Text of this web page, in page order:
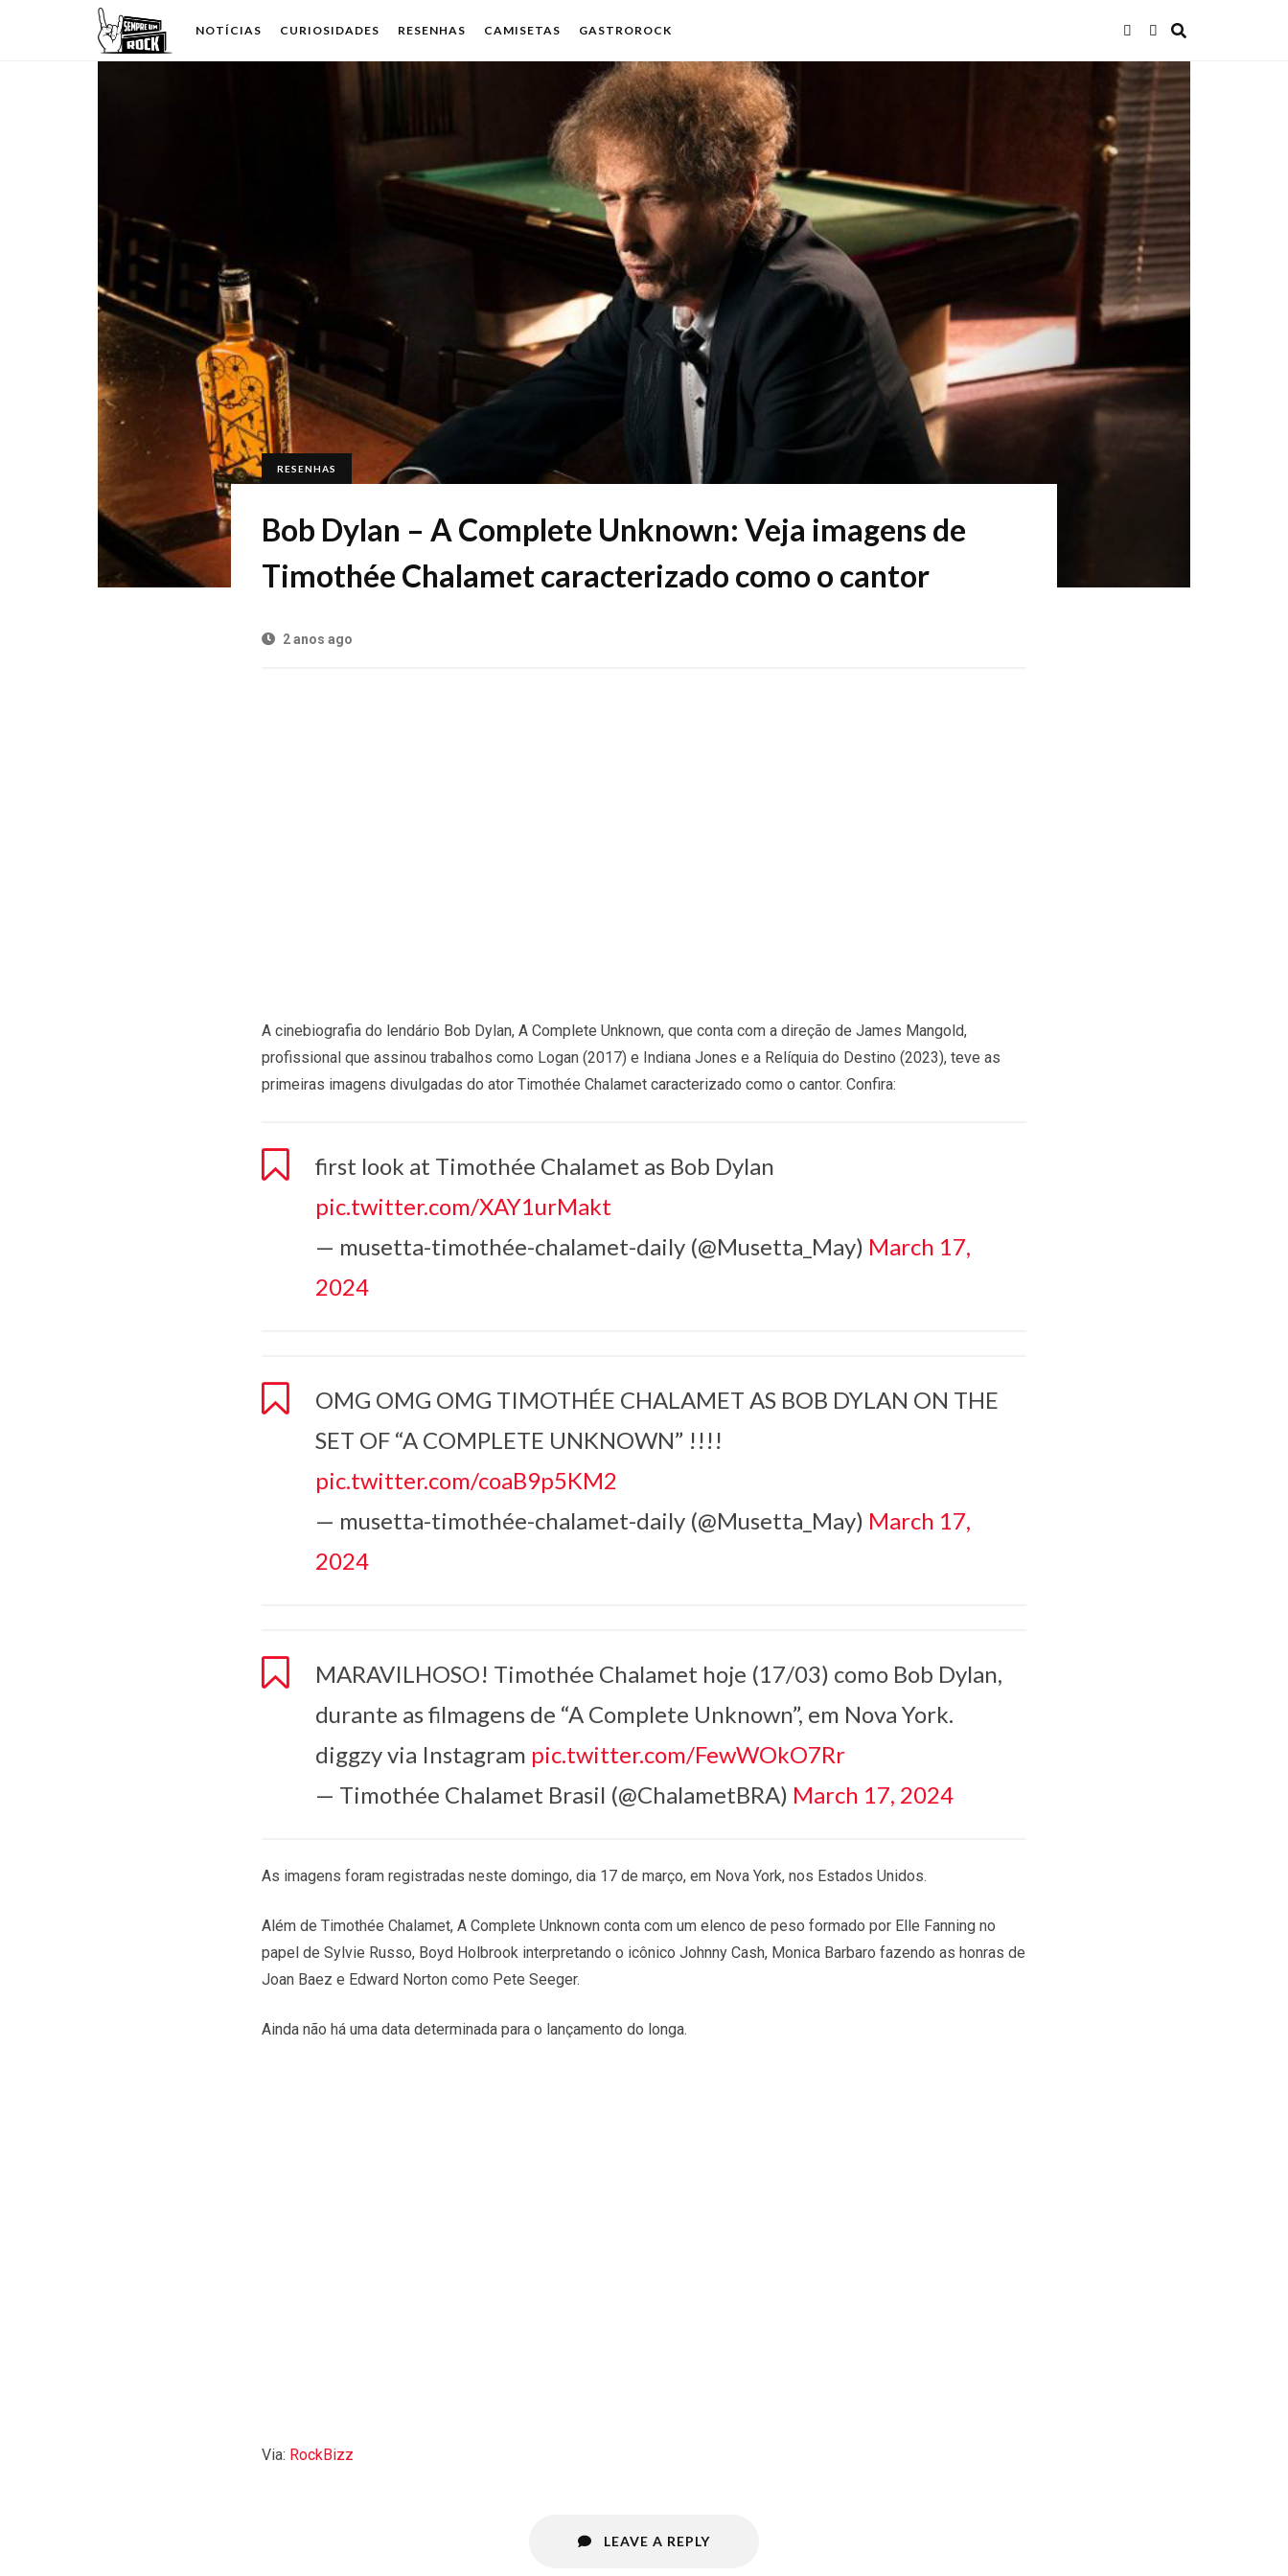
NOTÍCIAS CURIOSIDADES RESENHAS CAMISETAS GASTROROCK
RESENHAS
Bob Dylan – A Complete Unknown: Veja imagens de
Timothée Chalamet caracterizado como o cantor
2 anos ago
A cinebiografia do lendário Bob Dylan, A Complete Unknown, que conta com a direção de James Mangold,
profissional que assinou trabalhos como Logan (2017) e Indiana Jones e a Relíquia do Destino (2023), teve as
primeiras imagens divulgadas do ator Timothée Chalamet caracterizado como o cantor. Confira:
first look at Timothée Chalamet as Bob Dylan
pic.twitter.com/XAY1urMakt
— musetta-timothée-chalamet-daily (@Musetta_May) March 17,
2024
OMG OMG OMG TIMOTHÉE CHALAMET AS BOB DYLAN ON THE
SET OF “A COMPLETE UNKNOWN” !!!!
pic.twitter.com/coaB9p5KM2
— musetta-timothée-chalamet-daily (@Musetta_May) March 17,
2024
MARAVILHOSO! Timothée Chalamet hoje (17/03) como Bob Dylan,
durante as filmagens de “A Complete Unknown”, em Nova York.
diggzy via Instagram pic.twitter.com/FewWOkO7Rr
— Timothée Chalamet Brasil (@ChalametBRA) March 17, 2024
As imagens foram registradas neste domingo, dia 17 de março, em Nova York, nos Estados Unidos.
Além de Timothée Chalamet, A Complete Unknown conta com um elenco de peso formado por Elle Fanning no
papel de Sylvie Russo, Boyd Holbrook interpretando o icônico Johnny Cash, Monica Barbaro fazendo as honras de
Joan Baez e Edward Norton como Pete Seeger.
Ainda não há uma data determinada para o lançamento do longa.
Via: RockBizz
LEAVE A REPLY